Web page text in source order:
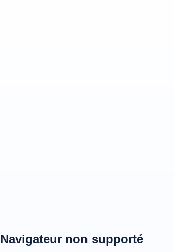
Navigateur non supporté